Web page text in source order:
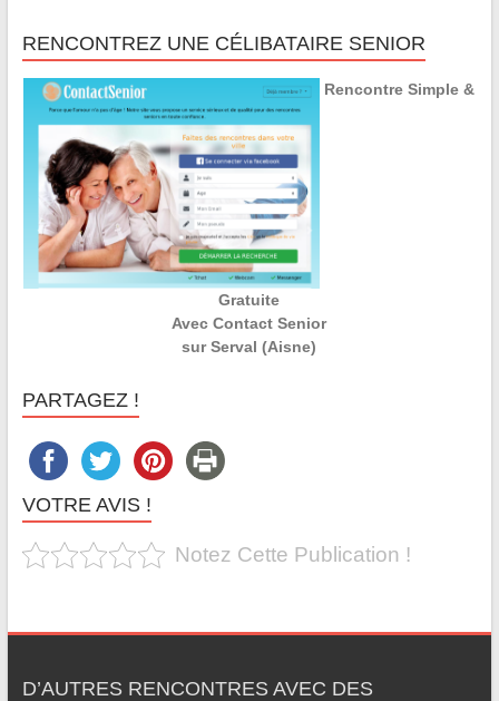
RENCONTREZ UNE CÉLIBATAIRE SENIOR
Rencontre Simple &
Gratuite
Avec Contact Senior
sur Serval (Aisne)
PARTAGEZ !
VOTRE AVIS !
Notez Cette Publication !
D’AUTRES RENCONTRES AVEC DES